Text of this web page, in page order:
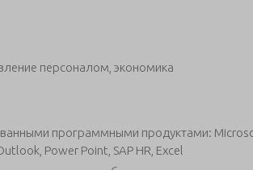
персоналом, экономика
программными продуктами:
Power Point, SAP HR, Excel